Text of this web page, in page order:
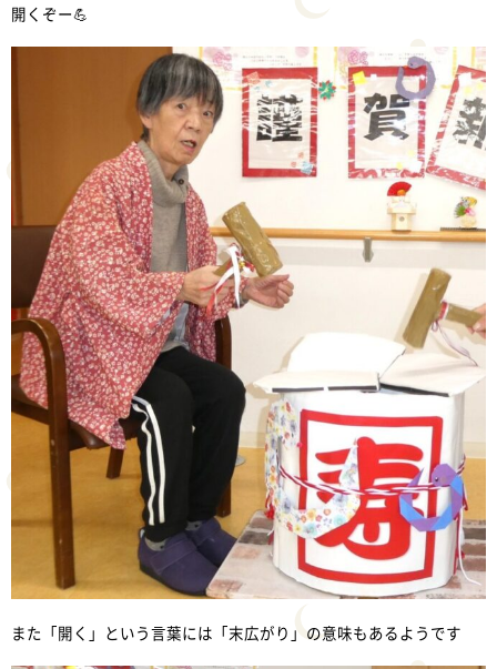
開くぞー💪
また「開く」という言葉には「末広がり」の意味もあるようです